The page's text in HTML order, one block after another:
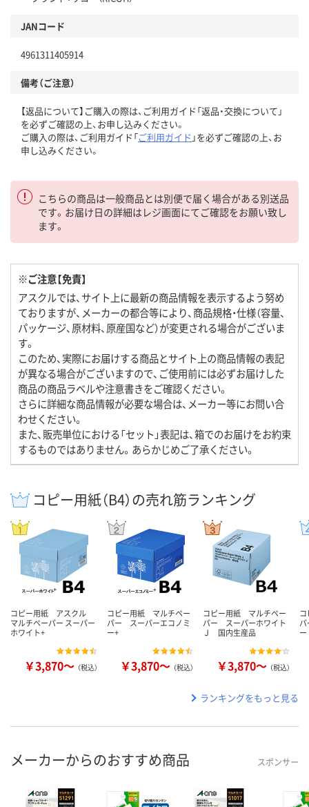
JANコード
4961311405914
備考（ご注意）
【返品について】ご購入の際は、ご利用ガイド「返品・交換について」
を必ずご確認の上、お申し込みください。
ご購入の際は、ご利用ガイド「ご利用ガイド 」を必ずご確認の上、お
申し込みください。
こちらの商品は一般商品とは別便で届く場合がある別送品
です。お届け日の詳細はレジ画面にてご確認をお願い致し
ます。
※ご注意【免責】
アスクルでは、サイト上に最新の商品情報を表示するよう努め
ておりますが、メーカーの都合等により、商品規格・仕様（容量、
パッケージ、原材料、原産国など）が変更される場合がございま
す。
このため、実際にお届けする商品とサイト上の商品情報の表記
が異なる場合がございますので、ご使用前には必ずお届けした
商品の商品ラベルや注意書きをご確認ください。
さらに詳細な商品情報が必要な場合は、メーカー等にお問い合
わせください。
また、販売単位における「セット」表記は、箱でのお届けをお約束
するものではありません。あらかじめご了承ください。
コピー用紙（B4）の売れ筋ランキング
コピー用紙 アスクル
マルチペーパー スーパー
ホワイト+
￥3,870～ （税込）
コピー用紙 マルチペー
パー スーパーエコノミ
ー+
￥3,870～ （税込）
コピー用紙 マルチペー
パー スーパーホワイト
Ｊ 国内生産品
￥3,870～ （税込）
ランキングをもっと見る
メーカーからのおすすめ商品 スポンサー